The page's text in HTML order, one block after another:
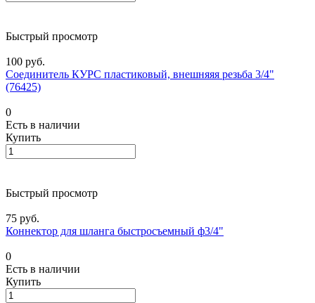
Быстрый просмотр
100 руб.
Соединитель КУРС пластиковый, внешняяя резьба 3/4"
(76425)
0
Есть в наличии
Купить
Быстрый просмотр
75 руб.
Коннектор для шланга быстросъемный ф3/4"
0
Есть в наличии
Купить